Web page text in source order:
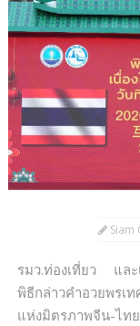
Siam
รมว.ท่องเที่ยว และ
พิธีกล่าวคำอวยพรเ
แห่งมิตรภาพจีน-ไท